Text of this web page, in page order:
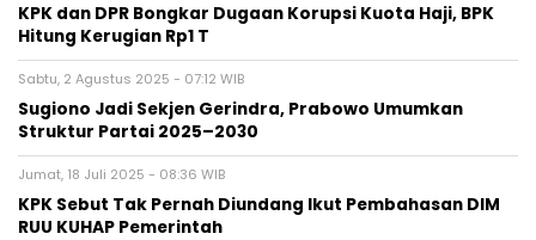
KPK dan DPR Bongkar Dugaan Korupsi Kuota Haji, BPK
Hitung Kerugian Rp1 T
Sabtu, 2 Agustus 2025 - 07:12 WIB
Sugiono Jadi Sekjen Gerindra, Prabowo Umumkan
Struktur Partai 2025–2030
Jumat, 18 Juli 2025 - 08:36 WIB
KPK Sebut Tak Pernah Diundang Ikut Pembahasan DIM
RUU KUHAP Pemerintah